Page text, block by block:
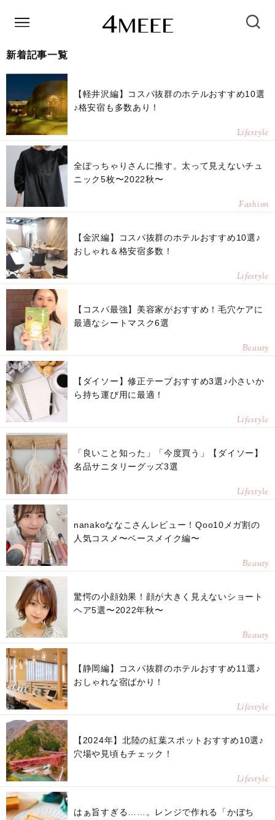
新着記事一覧
【軽井沢編】コスパ抜群のホテルおすすめ10選
♪格安宿も多数あり！
Lifestyle
全ぽっちゃりさんに推す。太って見えないチュ
ニック5枚〜2022秋〜
Fashion
【金沢編】コスパ抜群のホテルおすすめ10選♪
おしゃれ＆格安宿多数！
Lifestyle
【コスパ最強】美容家がおすすめ！毛穴ケアに
最適なシートマスク6選
Beauty
【ダイソー】修正テープおすすめ3選♪小さいか
ら持ち運び用に最適！
Lifestyle
「良いこと知った」「今度買う」【ダイソー】
名品サニタリーグッズ3選
Lifestyle
nanakoななこさんレビュー！Qoo10メガ割の
人気コスメ〜ベースメイク編〜
Beauty
驚愕の小顔効果！顔が大きく見えないショート
ヘア5選〜2022年秋〜
Beauty
【静岡編】コスパ抜群のホテルおすすめ11選♪
おしゃれな宿ばかり！
Lifestyle
【2024年】北陸の紅葉スポットおすすめ10選♪
穴場や見頃もチェック！
Lifestyle
はぁ旨すぎる……。レンジで作れる「かぼち